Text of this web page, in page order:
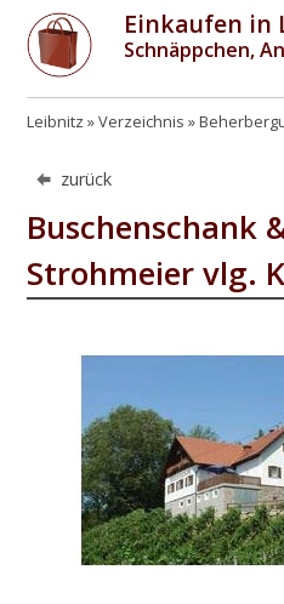
Einkaufen in
Schnäppchen,
Leibnitz Verzeichnis
zurück
Buschenschank
Strohmeier vlg.